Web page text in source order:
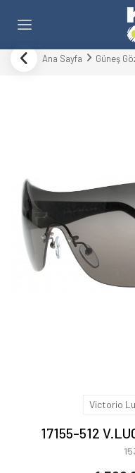
Ana Sayfa Güneş
Victorio
17155-512